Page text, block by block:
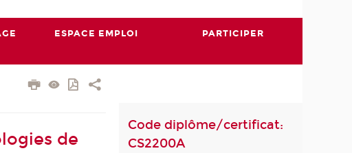
ESPACE EMPLOI PARTICIPER
de
Code diplôme/certificat:
CS2200A